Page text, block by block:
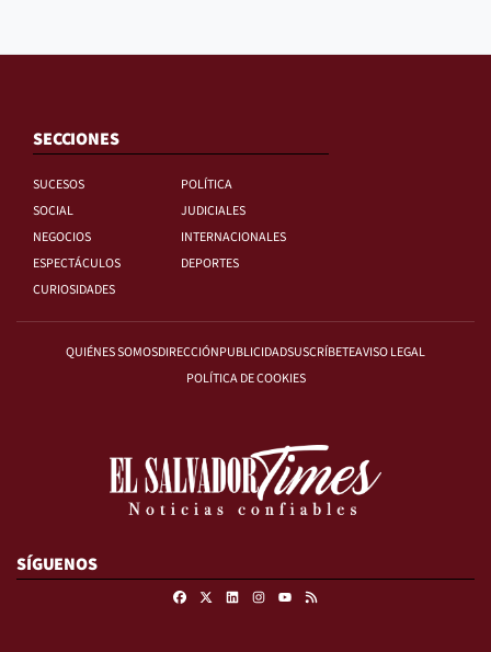
SECCIONES
SUCESOS
POLÍTICA
SOCIAL
JUDICIALES
NEGOCIOS
INTERNACIONALES
ESPECTÁCULOS
DEPORTES
CURIOSIDADES
QUIÉNES SOMOSDIRECCIÓNPUBLICIDADSUSCRÍBETEAVISO LEGAL
POLÍTICA DE COOKIES
SÍGUENOS
FacebookLinkedinInstagram